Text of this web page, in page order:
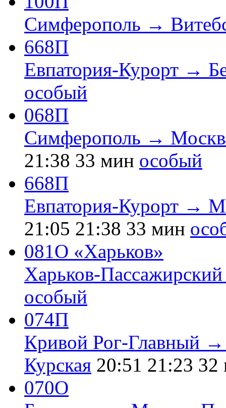
Симферополь →
668П
Евпатория-Курорт →
особый
068П
Симферополь →
21:38 33 мин особый
668П
Евпатория-Курорт →
21:05 21:38 33 мин
081О «Харьков»
Харьков-
особый
074П
Кривой Рог-Главный
Курская 20:51 21:23 32
070О